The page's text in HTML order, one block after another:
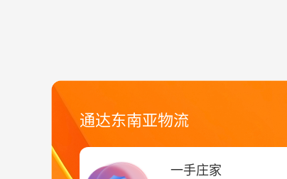
通达东南亚物流
一手庄家